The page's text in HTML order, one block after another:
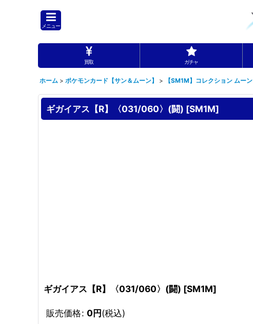
メニュー
買取 ガチャ
ホーム > ポケモンカード【サン＆ムーン】 > 【SM1M】コレクション ムーン
ギガイアス【R】〈031/060〉(闘) [SM1M]
ギガイアス【R】〈031/060〉(闘) [SM1M]
販売価格: 0円(税込)